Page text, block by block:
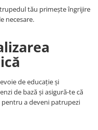
tău primește îngrijire
necesare.
de educație și
de bază și asigură-te că
a deveni patrupezi